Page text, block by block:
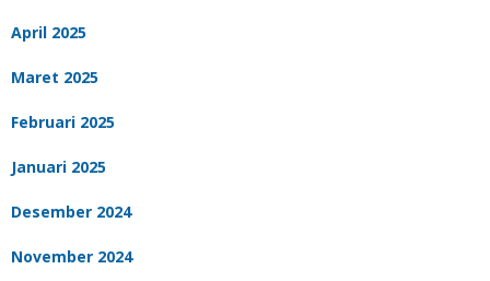
April 2025
Maret 2025
Februari 2025
Januari 2025
Desember 2024
November 2024